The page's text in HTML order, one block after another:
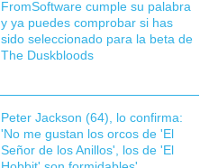
FromSoftware cumple su palabra
y ya puedes comprobar si has
sido seleccionado para la beta de
The Duskbloods
Peter Jackson (64), lo confirma:
'No me gustan los orcos de 'El
Señor de los Anillos', los de 'El